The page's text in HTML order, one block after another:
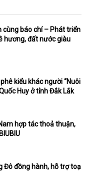
cùng báo chí – Phát triển
hương, đất nước giàu
kiểu khác người “Nuôi
Huy ở tỉnh Đắk Lắk
hợp tác thoả thuận,
Đô đồng hành, hỗ trợ toạ